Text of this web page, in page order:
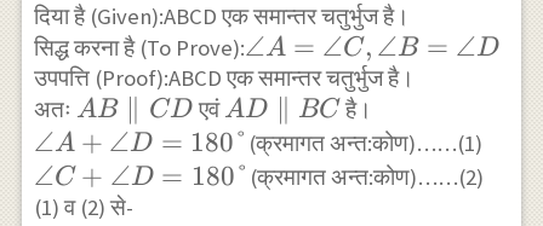
दिया है (Given):ABCD एक समान्तर चतुर्भुज है।
सिद्ध करना है (To Prove):\angle
A=\angle
C,\angle
B=\angle
D
∠A = ∠C, ∠B = ∠D
उपपत्ति (Proof):ABCD एक समान्तर चतुर्भुज है।
अतः AB
\parallel
CD
AB CD एवंAD
\parallel
BC
AD BC है।
\angle
A+\angle
D=180°
∠A + ∠D = 180° (क्रमागत अन्त:कोण)……(1)
\angle
C+\angle
∠C + ∠D = 180° (क्रमागत अन्त:कोण)……(2)
(1) व (2) से-